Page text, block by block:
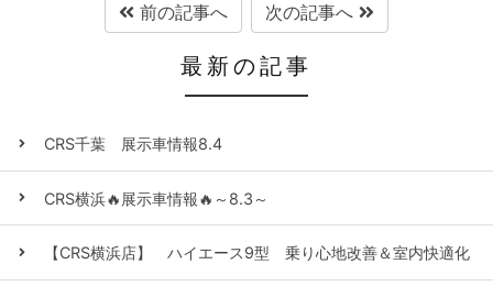
前の記事へ 次の記事へ
最新の記事
CRS千葉 展示車情報8.4
CRS横浜🔥展示車情報🔥～8.3～
【CRS横浜店】 ハイエース9型 乗り心地改善＆室内快適化